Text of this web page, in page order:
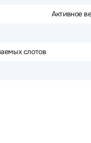
Активное
слотов